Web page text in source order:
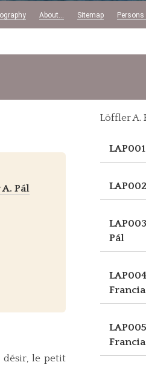
About... Sitemap
Pál
désir, le petit
Löffler A.
Pál